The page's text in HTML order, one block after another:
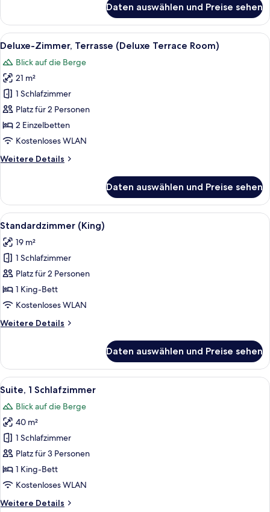
Terrasse
Daten auswählen und Preise sehen
Alle
Fotos
für
Deluxe-
Zimmer,
Terrasse
(Deluxe
Terrace
anzeigen
Deluxe-Zimmer, Terrasse (Deluxe
10
Deluxe-Zimmer, Terrasse (Deluxe Terrace Room)
Blick auf die Berge
21 m²
1 Schlafzimmer
Platz für 2 Personen
2 Einzelbetten
Kostenloses WLAN
Weitere Details
Weitere
Zimmer,
Terrasse
(Deluxe
Room)
Daten auswählen und Preise sehen
Alle
Fotos
für
Standardzimmer
(King)
anzeigen
Standardzimmer (King) | 1
4
Standardzimmer (King)
19 m²
1 Schlafzimmer
Platz für 2 Personen
1 King-Bett
Kostenloses WLAN
Weitere Details
Weitere
(King)
Daten auswählen und Preise sehen
Alle
Fotos
für
Suite,
Schlafzimmer
anzeigen
Suite, 1 Schlafzimmer | 1
9
Suite, 1 Schlafzimmer
Blick auf die Berge
40 m²
1 Schlafzimmer
Platz für 3 Personen
1 King-Bett
Kostenloses WLAN
Weitere Details
Weitere